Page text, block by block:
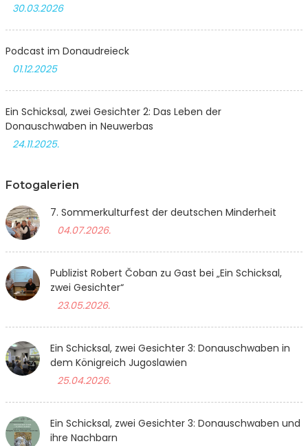
30.03.2026
Podcast im Donaudreieck
01.12.2025
Ein Schicksal, zwei Gesichter 2: Das Leben der
Donauschwaben in Neuwerbas
24.11.2025.
Fotogalerien
7. Sommerkulturfest der deutschen Minderheit
04.07.2026.
Publizist Robert Čoban zu Gast bei „Ein Schicksal,
zwei Gesichter“
23.05.2026.
Ein Schicksal, zwei Gesichter 3: Donauschwaben in
dem Königreich Jugoslawien
25.04.2026.
Ein Schicksal, zwei Gesichter 3: Donauschwaben und
ihre Nachbarn